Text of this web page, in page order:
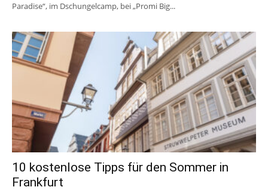
Paradise“, im Dschungelcamp, bei „Promi Big...
10 kostenlose Tipps für den Sommer in
Frankfurt